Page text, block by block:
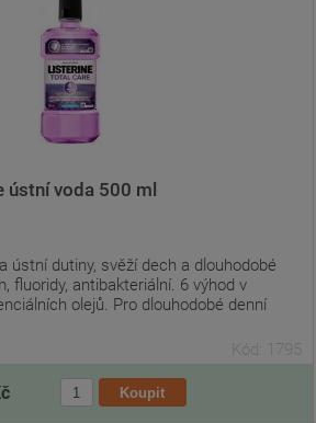
ústní voda 500 ml
ústní dutiny, svěží dech a dlouhodobé
fluoridy, antibakteriální. 6 výhod v
olejů. Pro dlouhodobé denní
Kód: 1795